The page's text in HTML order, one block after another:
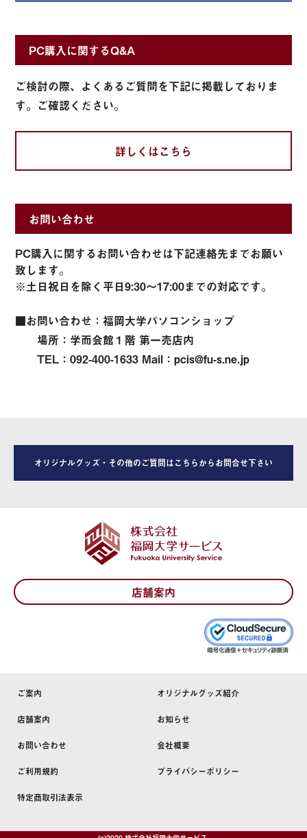
PC購入に関するQ&A
ご検討の際、よくあるご質問を下記に掲載しておりま
す。ご確認ください。
詳しくはこちら
お問い合わせ
PC購入に関するお問い合わせは下記連絡先までお願い
致します。
※土日祝日を除く平日9:30～17:00までの対応です。
■お問い合わせ：福岡大学パソコンショップ
場所：学而会館１階 第一売店内
TEL：092-400-1633 Mail：pcis@fu-s.ne.jp
オリジナルグッズ・その他のご質問はこちらからお問合せ下さい
店舗案内
ご案内 オリジナルグッズ紹介
店舗案内 お知らせ
お問い合わせ 会社概要
ご利用規約 プライバシーポリシー
特定商取引法表示